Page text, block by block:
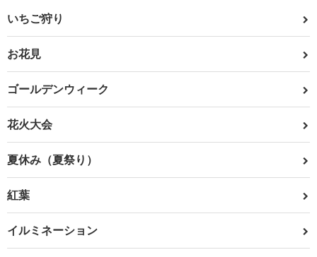
いちご狩り
お花見
ゴールデンウィーク
花火大会
夏休み（夏祭り）
紅葉
イルミネーション